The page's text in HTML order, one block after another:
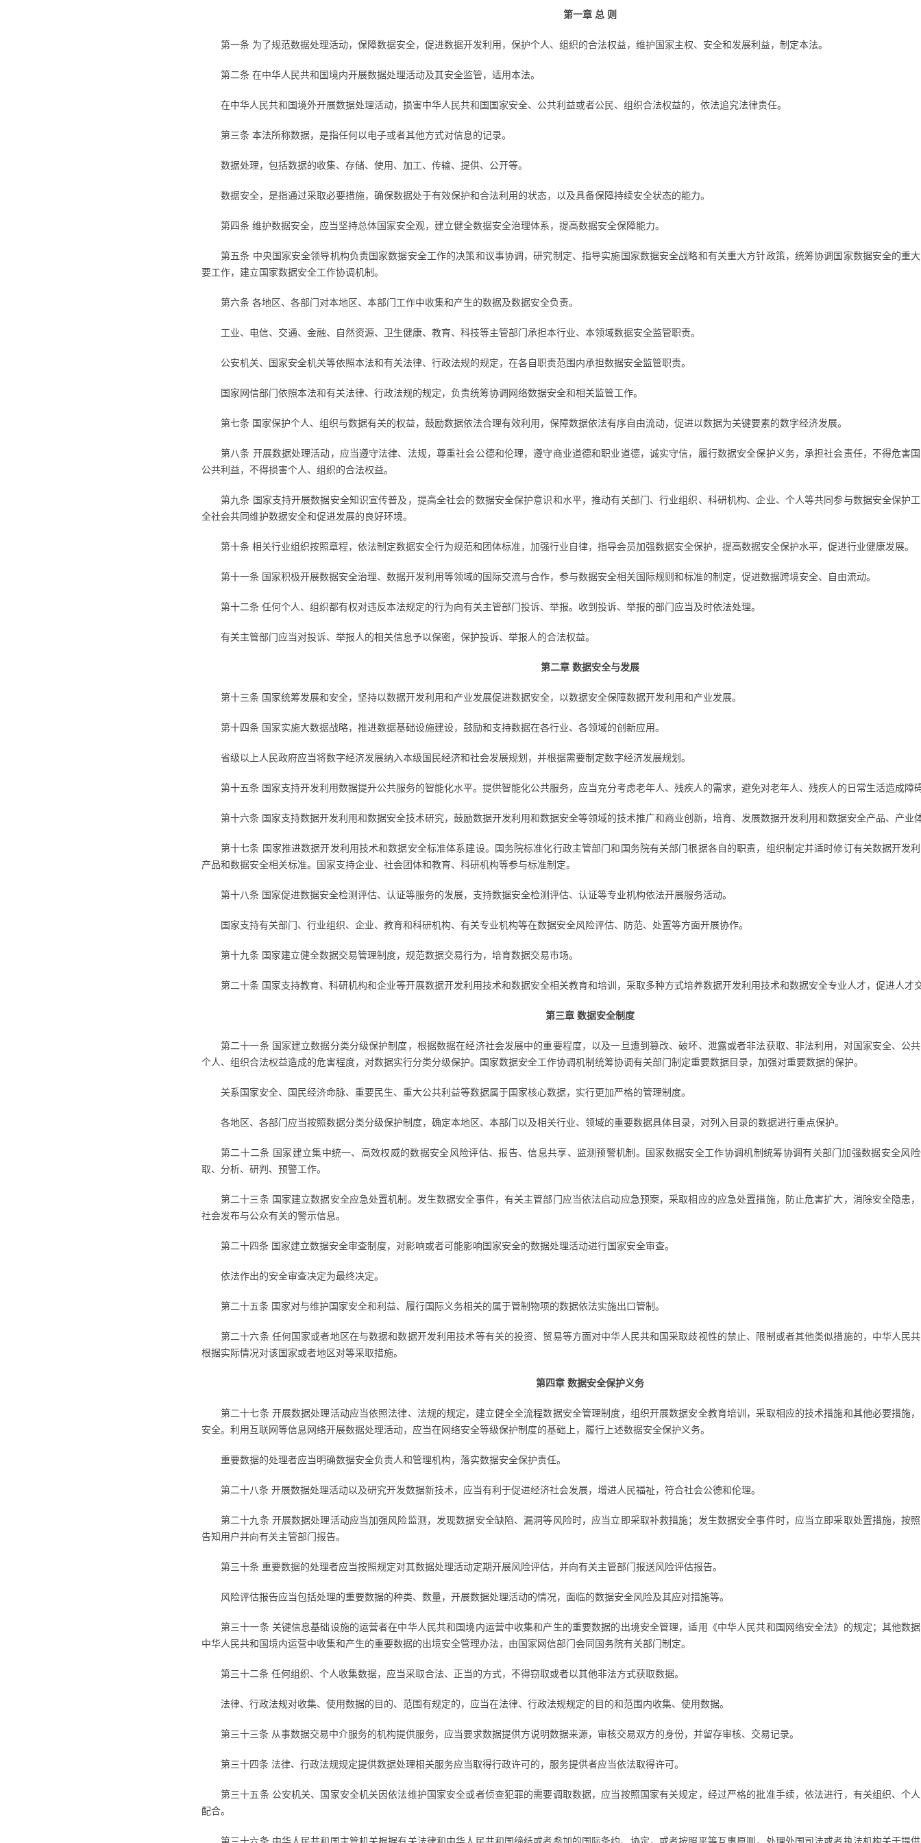
第一章 总 则
第一条 为了规范数据处理活动，保障数据安全，促进数据开发利用，保护个人、组织的合法权益，维护国家主权、安全和发展利益，制定本法。
第二条 在中华人民共和国境内开展数据处理活动及其安全监管，适用本法。
在中华人民共和国境外开展数据处理活动，损害中华人民共和国国家安全、公共利益或者公民、组织合法权益的，依法追究法律责任。
第三条 本法所称数据，是指任何以电子或者其他方式对信息的记录。
数据处理，包括数据的收集、存储、使用、加工、传输、提供、公开等。
数据安全，是指通过采取必要措施，确保数据处于有效保护和合法利用的状态，以及具备保障持续安全状态的能力。
第四条 维护数据安全，应当坚持总体国家安全观，建立健全数据安全治理体系，提高数据安全保障能力。
第五条 中央国家安全领导机构负责国家数据安全工作的决策和议事协调，研究制定、指导实施国家数据安全战略和有关重大方针政策，统筹协调国家数据安全的重
要工作，建立国家数据安全工作协调机制。
第六条 各地区、各部门对本地区、本部门工作中收集和产生的数据及数据安全负责。
工业、电信、交通、金融、自然资源、卫生健康、教育、科技等主管部门承担本行业、本领域数据安全监管职责。
公安机关、国家安全机关等依照本法和有关法律、行政法规的规定，在各自职责范围内承担数据安全监管职责。
国家网信部门依照本法和有关法律、行政法规的规定，负责统筹协调网络数据安全和相关监管工作。
第七条 国家保护个人、组织与数据有关的权益，鼓励数据依法合理有效利用，保障数据依法有序自由流动，促进以数据为关键要素的数字经济发展。
第八条 开展数据处理活动，应当遵守法律、法规，尊重社会公德和伦理，遵守商业道德和职业道德，诚实守信，履行数据安全保护义务，承担社会责任，不得危害
公共利益，不得损害个人、组织的合法权益。
第九条 国家支持开展数据安全知识宣传普及，提高全社会的数据安全保护意识和水平，推动有关部门、行业组织、科研机构、企业、个人等共同参与数据安全保护
全社会共同维护数据安全和促进发展的良好环境。
第十条 相关行业组织按照章程，依法制定数据安全行为规范和团体标准，加强行业自律，指导会员加强数据安全保护，提高数据安全保护水平，促进行业健康发展。
第十一条 国家积极开展数据安全治理、数据开发利用等领域的国际交流与合作，参与数据安全相关国际规则和标准的制定，促进数据跨境安全、自由流动。
第十二条 任何个人、组织都有权对违反本法规定的行为向有关主管部门投诉、举报。收到投诉、举报的部门应当及时依法处理。
有关主管部门应当对投诉、举报人的相关信息予以保密，保护投诉、举报人的合法权益。
第二章 数据安全与发展
第十三条 国家统筹发展和安全，坚持以数据开发利用和产业发展促进数据安全，以数据安全保障数据开发利用和产业发展。
第十四条 国家实施大数据战略，推进数据基础设施建设，鼓励和支持数据在各行业、各领域的创新应用。
省级以上人民政府应当将数字经济发展纳入本级国民经济和社会发展规划，并根据需要制定数字经济发展规划。
第十五条 国家支持开发利用数据提升公共服务的智能化水平。提供智能化公共服务，应当充分考虑老年人、残疾人的需求，避免对老年人、残疾人的日常生活造成障
第十六条 国家支持数据开发利用和数据安全技术研究，鼓励数据开发利用和数据安全等领域的技术推广和商业创新，培育、发展数据开发利用和数据安全产品、产业
第十七条 国家推进数据开发利用技术和数据安全标准体系建设。国务院标准化行政主管部门和国务院有关部门根据各自的职责，组织制定并适时修订有关数据开发
产品和数据安全相关标准。国家支持企业、社会团体和教育、科研机构等参与标准制定。
第十八条 国家促进数据安全检测评估、认证等服务的发展，支持数据安全检测评估、认证等专业机构依法开展服务活动。
国家支持有关部门、行业组织、企业、教育和科研机构、有关专业机构等在数据安全风险评估、防范、处置等方面开展协作。
第十九条 国家建立健全数据交易管理制度，规范数据交易行为，培育数据交易市场。
第二十条 国家支持教育、科研机构和企业等开展数据开发利用技术和数据安全相关教育和培训，采取多种方式培养数据开发利用技术和数据安全专业人才，促进人才
第三章 数据安全制度
第二十一条 国家建立数据分类分级保护制度，根据数据在经济社会发展中的重要程度，以及一旦遭到篡改、破坏、泄露或者非法获取、非法利用，对国家安全、公
个人、组织合法权益造成的危害程度，对数据实行分类分级保护。国家数据安全工作协调机制统筹协调有关部门制定重要数据目录，加强对重要数据的保护。
关系国家安全、国民经济命脉、重要民生、重大公共利益等数据属于国家核心数据，实行更加严格的管理制度。
各地区、各部门应当按照数据分类分级保护制度，确定本地区、本部门以及相关行业、领域的重要数据具体目录，对列入目录的数据进行重点保护。
第二十二条 国家建立集中统一、高效权威的数据安全风险评估、报告、信息共享、监测预警机制。国家数据安全工作协调机制统筹协调有关部门加强数据安全风
取、分析、研判、预警工作。
第二十三条 国家建立数据安全应急处置机制。发生数据安全事件，有关主管部门应当依法启动应急预案，采取相应的应急处置措施，防止危害扩大，消除安全隐患
社会发布与公众有关的警示信息。
第二十四条 国家建立数据安全审查制度，对影响或者可能影响国家安全的数据处理活动进行国家安全审查。
依法作出的安全审查决定为最终决定。
第二十五条 国家对与维护国家安全和利益、履行国际义务相关的属于管制物项的数据依法实施出口管制。
第二十六条 任何国家或者地区在与数据和数据开发利用技术等有关的投资、贸易等方面对中华人民共和国采取歧视性的禁止、限制或者其他类似措施的，中华人民
根据实际情况对该国家或者地区对等采取措施。
第四章 数据安全保护义务
第二十七条 开展数据处理活动应当依照法律、法规的规定，建立健全全流程数据安全管理制度，组织开展数据安全教育培训，采取相应的技术措施和其他必要措施
安全。利用互联网等信息网络开展数据处理活动，应当在网络安全等级保护制度的基础上，履行上述数据安全保护义务。
重要数据的处理者应当明确数据安全负责人和管理机构，落实数据安全保护责任。
第二十八条 开展数据处理活动以及研究开发数据新技术，应当有利于促进经济社会发展，增进人民福祉，符合社会公德和伦理。
第二十九条 开展数据处理活动应当加强风险监测，发现数据安全缺陷、漏洞等风险时，应当立即采取补救措施；发生数据安全事件时，应当立即采取处置措施，按
告知用户并向有关主管部门报告。
第三十条 重要数据的处理者应当按照规定对其数据处理活动定期开展风险评估，并向有关主管部门报送风险评估报告。
风险评估报告应当包括处理的重要数据的种类、数量，开展数据处理活动的情况，面临的数据安全风险及其应对措施等。
第三十一条 关键信息基础设施的运营者在中华人民共和国境内运营中收集和产生的重要数据的出境安全管理，适用《中华人民共和国网络安全法》的规定；其他数
中华人民共和国境内运营中收集和产生的重要数据的出境安全管理办法，由国家网信部门会同国务院有关部门制定。
第三十二条 任何组织、个人收集数据，应当采取合法、正当的方式，不得窃取或者以其他非法方式获取数据。
法律、行政法规对收集、使用数据的目的、范围有规定的，应当在法律、行政法规规定的目的和范围内收集、使用数据。
第三十三条 从事数据交易中介服务的机构提供服务，应当要求数据提供方说明数据来源，审核交易双方的身份，并留存审核、交易记录。
第三十四条 法律、行政法规规定提供数据处理相关服务应当取得行政许可的，服务提供者应当依法取得许可。
第三十五条 公安机关、国家安全机关因依法维护国家安全或者侦查犯罪的需要调取数据，应当按照国家有关规定，经过严格的批准手续，依法进行，有关组织、个
配合。